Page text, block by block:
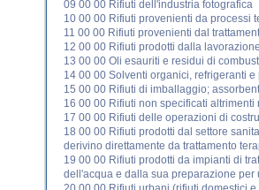
09 00 00 Rifiuti dell'industria fotografica
10 00 00 Rifiuti provenienti da processi
11 00 00 Rifiuti provenienti dal
12 00 00 Rifiuti prodotti dalla
13 00 00 Oli esauriti e residui di
14 00 00 Solventi organici, refrigeranti
15 00 00 Rifiuti di imballaggio;
16 00 00 Rifiuti non specificati altrimenti
17 00 00 Rifiuti delle operazioni di
18 00 00 Rifiuti prodotti dal settore
derivino direttamente da trattamento
19 00 00 Rifiuti prodotti da impianti di
dell'acqua e dalla sua preparazione per